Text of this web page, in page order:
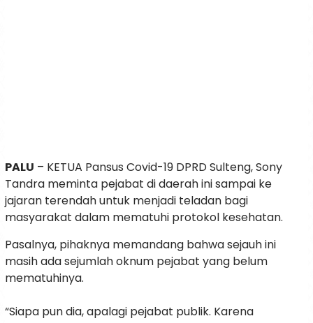
PALU – KETUA Pansus Covid-19 DPRD Sulteng, Sony
Tandra meminta pejabat di daerah ini sampai ke
jajaran terendah untuk menjadi teladan bagi
masyarakat dalam mematuhi protokol kesehatan.
Pasalnya, pihaknya memandang bahwa sejauh ini
masih ada sejumlah oknum pejabat yang belum
mematuhinya.
“Siapa pun dia, apalagi pejabat publik. Karena